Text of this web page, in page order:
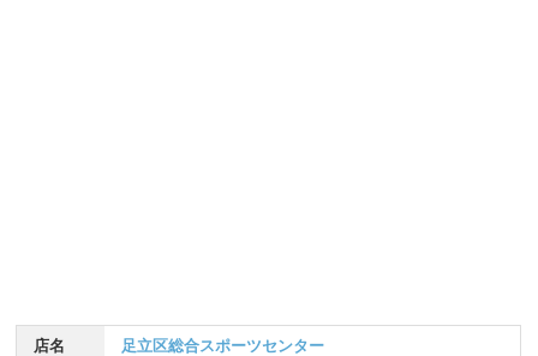
店名 足立区総合スポーツセンター